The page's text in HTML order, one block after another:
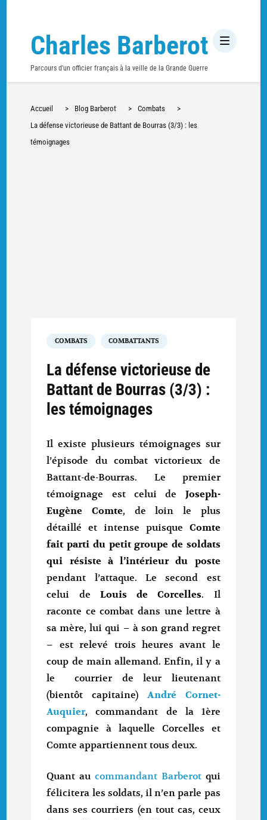
Charles Barberot
Parcours d'un officier français à la veille de la Grande Guerre
Accueil > Blog Barberot > Combats
>
La défense victorieuse de Battant de Bourras (3/3) : les
témoignages
COMBATS COMBATTANTS
La défense victorieuse de
Battant de Bourras (3/3) :
les témoignages
Il existe plusieurs témoignages sur
l’épisode du combat victorieux de
Battant-de-Bourras. Le premier
témoignage est celui de Joseph-
Eugène Comte, de loin le plus
détaillé et intense puisque Comte
fait parti du petit groupe de soldats
qui résiste à l’intérieur du poste
pendant l’attaque. Le second est
celui de Louis de Corcelles. Il
raconte ce combat dans une lettre à
sa mère, lui qui – à son grand regret
– est relevé trois heures avant le
coup de main allemand. Enfin, il y a
le courrier de leur lieutenant
(bientôt capitaine)André Cornet-
Auquier, commandant de la 1ère
compagnie à laquelle Corcelles et
Comte appartiennent tous deux.
Quant au commandant Barberotqui
félicitera les soldats, il n’en parle pas
dans ses courriers (en tout cas, ceux